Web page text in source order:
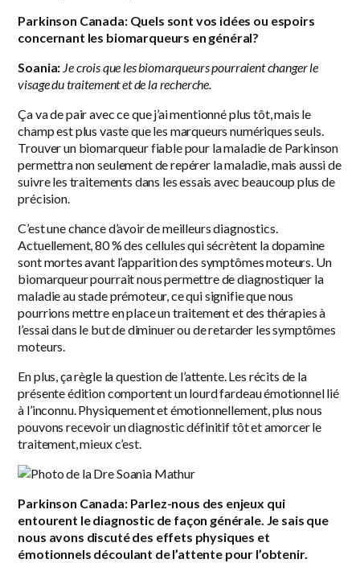
Parkinson Canada: Quels sont vos idées ou espoirs
concernant les biomarqueurs en général?
Soania: Je crois que les biomarqueurs pourraient changer le
visage du traitement et de la recherche.
Ça va de pair avec ce que j’ai mentionné plus tôt, mais le
champ est plus vaste que les marqueurs numériques seuls.
Trouver un biomarqueur fiable pour la maladie de Parkinson
permettra non seulement de repérer la maladie, mais aussi de
suivre les traitements dans les essais avec beaucoup plus de
précision.
C’est une chance d’avoir de meilleurs diagnostics.
Actuellement, 80 % des cellules qui sécrètent la dopamine
sont mortes avant l’apparition des symptômes moteurs. Un
biomarqueur pourrait nous permettre de diagnostiquer la
maladie au stade prémoteur, ce qui signifie que nous
pourrions mettre en place un traitement et des thérapies à
l’essai dans le but de diminuer ou de retarder les symptômes
moteurs.
En plus, ça règle la question de l’attente. Les récits de la
présente édition comportent un lourd fardeau émotionnel lié
à l’inconnu. Physiquement et émotionnellement, plus nous
pouvons recevoir un diagnostic définitif tôt et amorcer le
traitement, mieux c’est.
Parkinson Canada: Parlez-nous des enjeux qui
entourent le diagnostic de façon générale. Je sais que
nous avons discuté des effets physiques et
émotionnels découlant de l’attente pour l’obtenir.